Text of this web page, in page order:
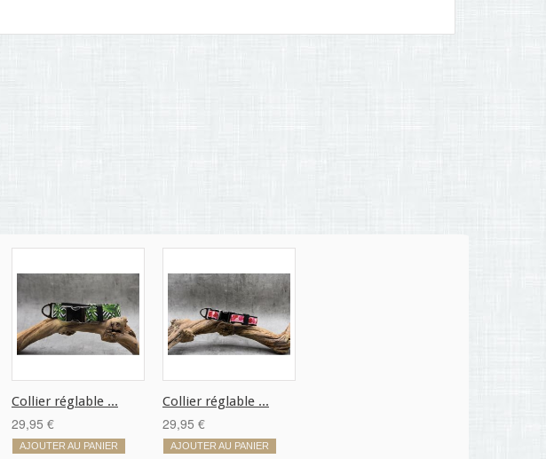
Collier réglable ...
29,95 €
AJOUTER AU PANIER
Collier réglable ...
29,95 €
AJOUTER AU PANIER